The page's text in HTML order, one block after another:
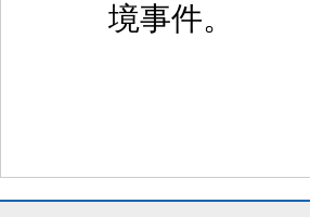
境事件。